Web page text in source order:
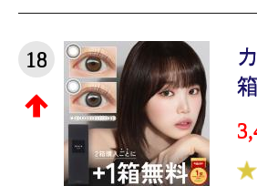
18